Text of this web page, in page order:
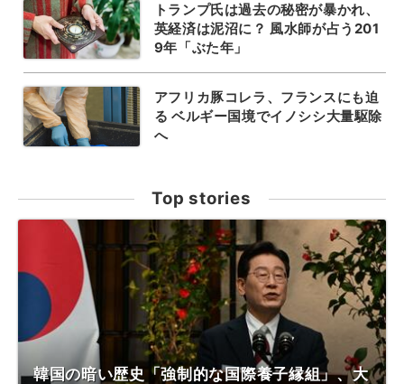
トランプ氏は過去の秘密が暴かれ、
英経済は泥沼に？ 風水師が占う201
9年「ぶた年」
アフリカ豚コレラ、フランスにも迫
る ベルギー国境でイノシシ大量駆除
へ
Top stories
韓国の暗い歴史「強制的な国際養子縁組」、大